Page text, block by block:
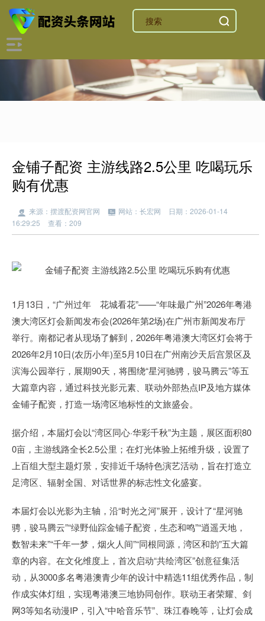
金铺子配资 主游线路2.5公里 吃喝玩乐
购有优惠
来源：摆渡配资网官网 网站：长宏网
日期：2026-01-14
16:29:25
查看：209
1月13日，“广州过年 花城看花”——“年味最广州”2026年粤港
澳大湾区灯会新闻发布会(2026年第2场)在广州市新闻发布厅
举行。南都记者从现场了解到，2026年粤港澳大湾区灯会将于
2026年2月10日(农历小年)至5月10日在广州南沙天后宫景区及
滨海公园举行，展期90天，将围绕“星河驰骋，骏马腾云”等五
大篇章内容，通过科技光影元素、联动外部热点IP及地方媒体
金铺子配资，打造一场湾区地标性的文旅盛会。
据介绍，本届灯会以“湾区同心·华彩千秋”为主题，展区面积80
0亩，主游线路全长2.5公里；在灯光体验上拓维升级，设置了
上百组大型主题灯景，安排近千场特色演艺活动，旨在打造立
足湾区、辐射全国、对话世界的标志性文化盛宴。
本届灯会以光影为主轴，沿“时光之河”展开，设计了“星河驰
骋，骏马腾云”“绿野仙踪金铺子配资，生态和鸣”“逍遥天地，
数智未来”“千年一梦，烟火人间”“同根同源，湾区和韵”五大篇
章的内容。在文化维度上，首次启动“共绘湾区”创意征集活
动，从3000多名粤港澳青少年的设计中精选11组优秀作品，制
作成实体灯组，实现粤港澳三地协同创作。联动王者荣耀、剑
网3等知名动漫IP，引入“中哈音乐节”、珠江春晚等，让灯会成